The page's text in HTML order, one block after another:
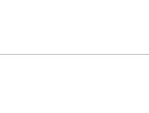
dann ausspucken, Schlucken